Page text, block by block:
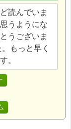
読んでいま
うようにな
うございま
もっと早く
。